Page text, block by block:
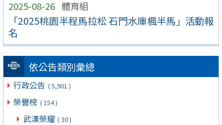
2025-08-26 體育組
「2025桃園半程馬拉松 石門水庫楓半馬」活動報
名
依公告類別彙總
行政公告 ( 5,901 )
榮譽榜 ( 154 )
武漢榮耀 ( 30 )